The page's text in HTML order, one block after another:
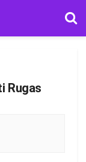
Rugas